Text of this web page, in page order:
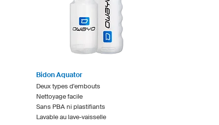
Bidon Aquator
Deux types d'embouts
Nettoyage facile
Sans PBA ni plastifiants
Lavable au lave-vaisselle